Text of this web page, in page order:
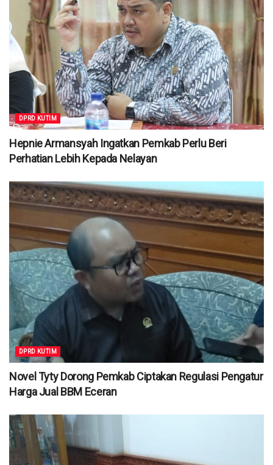
DPRD KUTIM
Hepnie Armansyah Ingatkan Pemkab Perlu Beri
Perhatian Lebih Kepada Nelayan
DPRD KUTIM
Novel Tyty Dorong Pemkab Ciptakan Regulasi Pengatur
Harga Jual BBM Eceran